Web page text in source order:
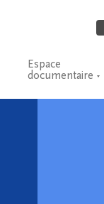
Espace
documentaire